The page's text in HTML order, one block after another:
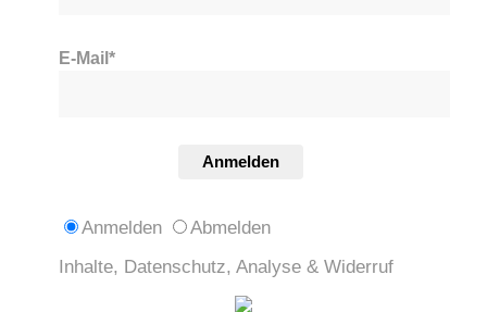
E-Mail*
Anmelden
Anmelden
Abmelden
Inhalte, Datenschutz, Analyse & Widerruf